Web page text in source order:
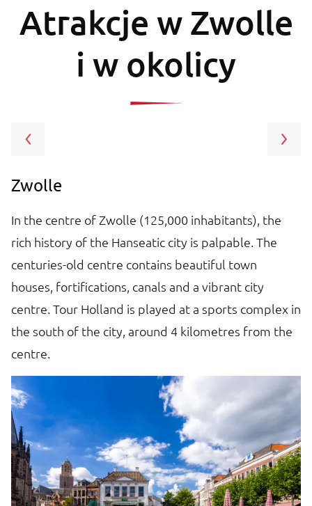
Atrakcje w Zwolle
i w okolicy
Zwolle
In the centre of Zwolle (125,000 inhabitants), the
rich history of the Hanseatic city is palpable. The
centuries-old centre contains beautiful town
houses, fortifications, canals and a vibrant city
centre. Tour Holland is played at a sports complex in
the south of the city, around 4 kilometres from the
centre.